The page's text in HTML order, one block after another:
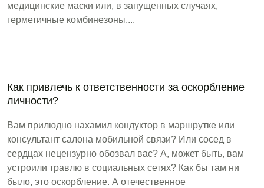
медицинские маски или, в запущенных случаях,
герметичные комбинезоны....
Как привлечь к ответственности за оскорбление
личности?
Вам прилюдно нахамил кондуктор в маршрутке или
консультант салона мобильной связи? Или сосед в
сердцах нецензурно обозвал вас? А, может быть, вам
устроили травлю в социальных сетях? Как бы там ни
было, это оскорбление. А отечественное